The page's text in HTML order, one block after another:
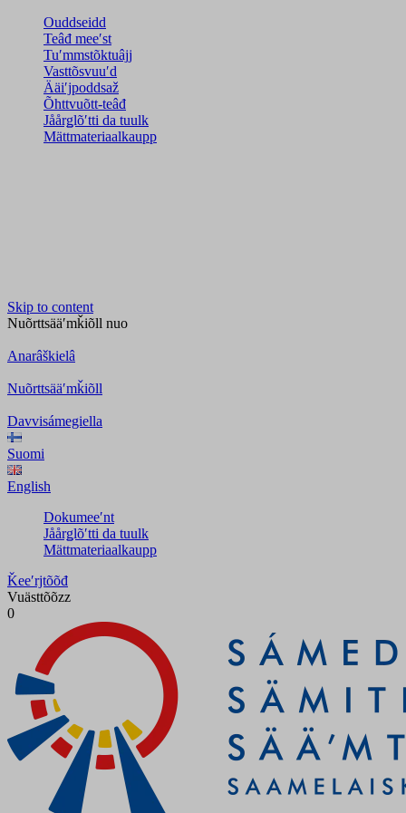
Ouddseidd
Teâđ meeʹst
Tuʹmmstõktuâjj
Vasttõsvuuʹd
Ääiʹjpoddsaž
Õhttvuõtt-teâđ
Jåårǥlõʹtti da tuulk
Mättmateriaalkaupp
Skip to content
Nuõrttsääʹmǩiõll nuo
Anarâškielâ
Nuõrttsääʹmǩiõll
Davvisámegiella
Suomi
English
Dokumeeʹnt
Jåårǥlõʹtti da tuulk
Mättmateriaalkaupp
Ǩeeʹrjtõõđ
Vuästtõõzz
0